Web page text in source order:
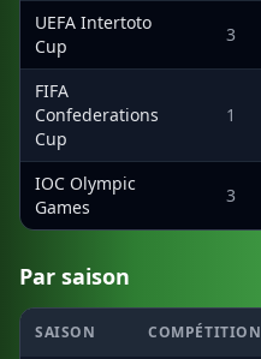
UEFA Intertoto
Cup
3
FIFA
Confederations
Cup
1
IOC Olympic
Games
3
Par saison
SAISON COMPÉTITION